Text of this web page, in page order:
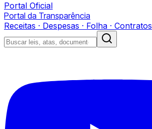
Portal Oficial
Portal da Transparência
Receitas · Despesas · Folha · Contratos